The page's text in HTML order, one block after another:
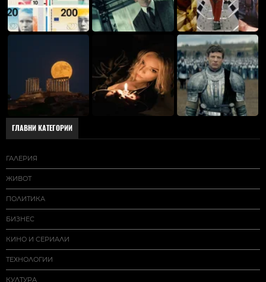
ГЛАВНИ КАТЕГОРИИ
ГАЛЕРИЯ
ЖИВОТ
ПОЛИТИКА
БИЗНЕС
КИНО И СЕРИАЛИ
ТЕХНОЛОГИИ
КУЛТУРА